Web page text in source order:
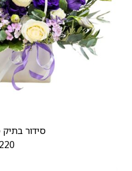
סידור בתיק
220